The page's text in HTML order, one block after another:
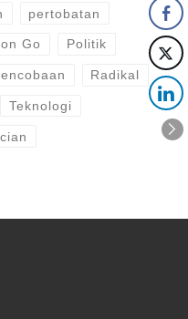
pertobatan
Go Politik
Radikal
Teknologi